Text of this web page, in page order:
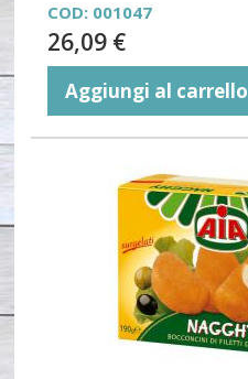
COD: 001047
26,09 €
Aggiungi al carrello